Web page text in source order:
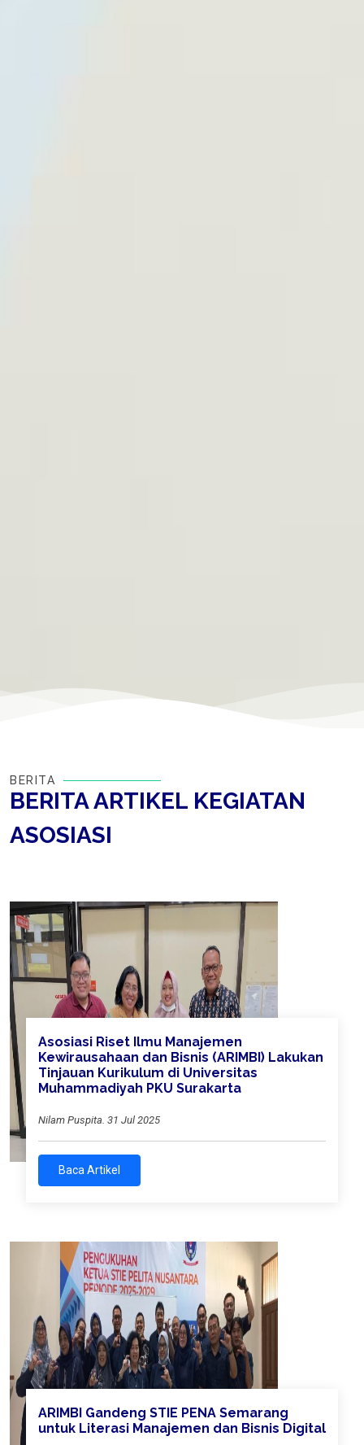
BERITA
BERITA ARTIKEL KEGIATAN
ASOSIASI
Asosiasi Riset Ilmu Manajemen
Kewirausahaan dan Bisnis (ARIMBI) Lakukan
Tinjauan Kurikulum di Universitas
Muhammadiyah PKU Surakarta
Nilam Puspita. 31 Jul 2025
Baca Artikel
ARIMBI Gandeng STIE PENA Semarang
untuk Literasi Manajemen dan Bisnis Digital